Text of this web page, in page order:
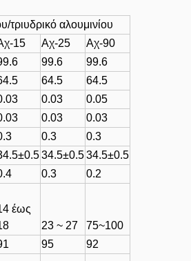
τριυδρικό αλουμινίου
15 Αχ-25
Αχ-90
99.6
99.6
64.5
64.5
0.03
0.05
0.03
0.03
0.3
0.3
34.5±0.534.5±0.5
0.3
0.2
έως
23 ~ 27
75~100
95
92